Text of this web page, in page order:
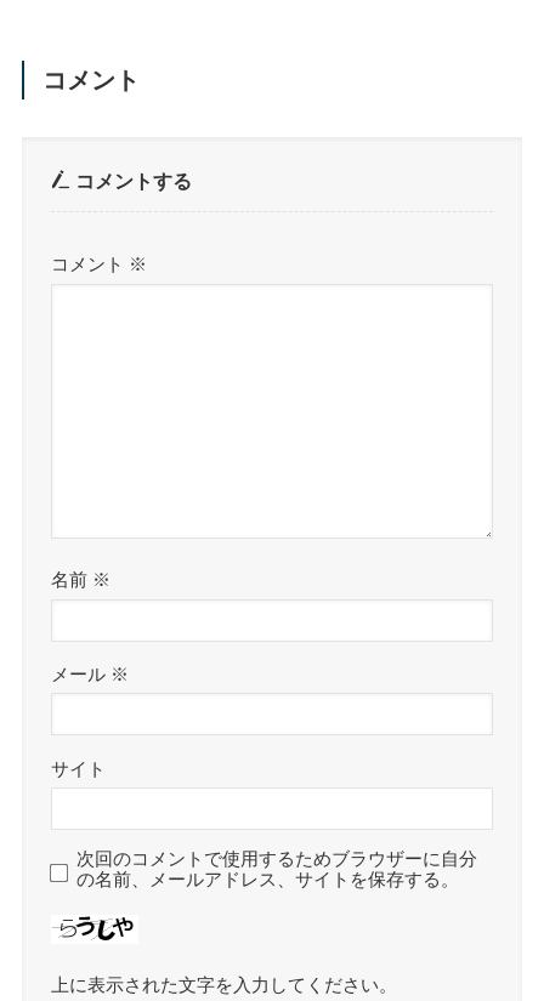
コメント
コメントする
コメント ※
名前 ※
メール ※
サイト
次回のコメントで使用するためブラウザーに自分
の名前、メールアドレス、サイトを保存する。
上に表示された文字を入力してください。